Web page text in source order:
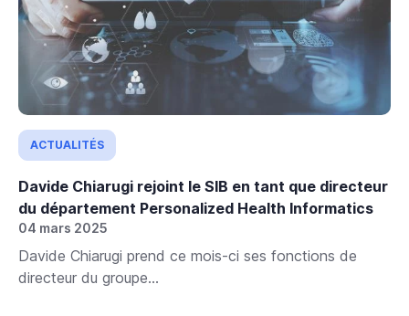
ACTUALITÉS
Davide Chiarugi rejoint le SIB en tant que directeur
du département Personalized Health Informatics
04 mars 2025
Davide Chiarugi prend ce mois-ci ses fonctions de
directeur du groupe...